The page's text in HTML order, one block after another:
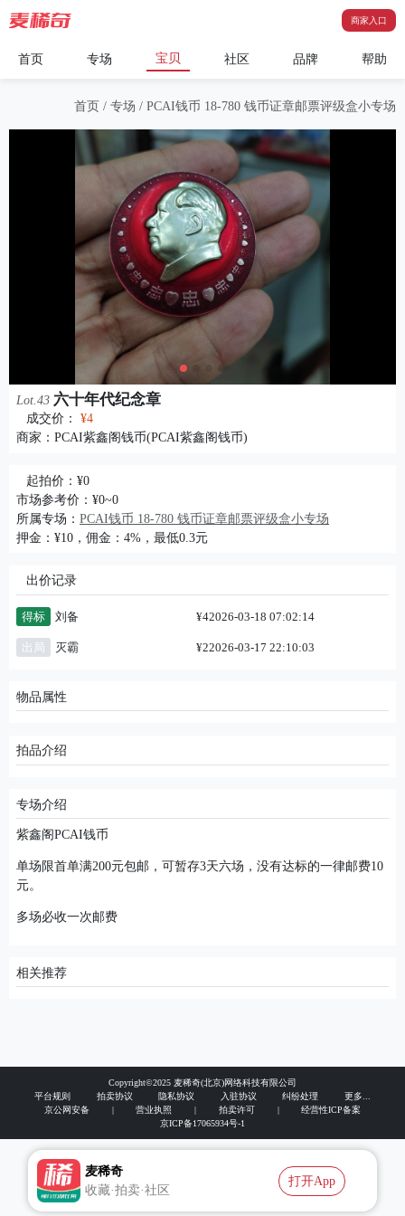
商家入口
首页 专场 宝贝 社区 品牌 帮助
首页 / 专场 / PCAI钱币 18-780 钱币证章邮票评级盒小专场
Lot.43 六十年代纪念章
成交价： ¥4
商家： PCAI紫鑫阁钱币(PCAI紫鑫阁钱币)
起拍价：¥0
市场参考价：¥0~0
所属专场： PCAI钱币 18-780 钱币证章邮票评级盒小专场
押金：¥10，佣金：4%，最低0.3元
出价记录
得标 刘备 ¥42026-03-18 07:02:14
出局 灭霸 ¥22026-03-17 22:10:03
物品属性
拍品介绍
专场介绍
紫鑫阁PCAI钱币
单场限首单满200元包邮，可暂存3天六场，没有达标的一律邮费10
元。
多场必收一次邮费
相关推荐
Copyright©2025 麦稀奇(北京)网络科技有限公司
平台规则
拍卖协议 隐私协议 入驻协议 纠纷处理
更多...
京公网安备
| 营业执照 | 拍卖许可 |
经营性ICP备案
京ICP备17065934号-1
麦稀奇
收藏·拍卖·社区
打开App